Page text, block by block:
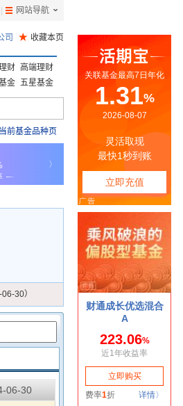
网站导航
司 ★ 收藏本页
财 高端理财
金 五星基金
前基金品种页
30）
06-30